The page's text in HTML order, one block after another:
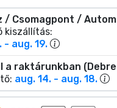
/ Csomagpont /
kiszállítás:
- aug. 19.
a raktárunkban
aug. 14. - aug. 18.